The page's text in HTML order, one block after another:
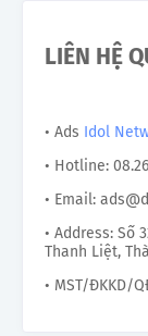
LIÊN HỆ
• Ads Idol
• Hotline:
• Email:
• Address: Số
Thanh Liệt,
• MST/ĐKKD/